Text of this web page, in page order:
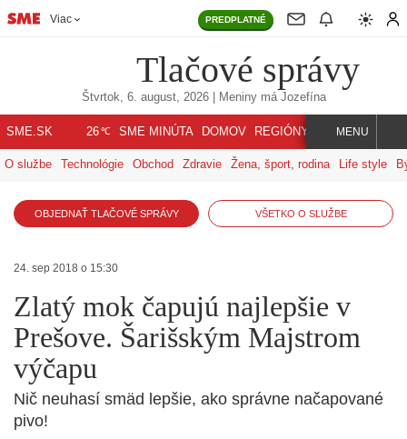
Viac PREDPLATNÉ
Tlačové správy
Štvrtok, 6. august, 2026| Meniny má Jozefína
SME.SK 26℃ SME MINÚTA DOMOV REGIÓNY INDEX SVET
MENU
O službe Technológie Obchod Zdravie Žena, šport, rodina Life style
OBJEDNAŤ TLAČOVÉ SPRÁVY VŠETKO O SLUŽBE
24. sep 2018 o 15:30
Zlatý mok čapujú najlepšie v
Prešove. Šarišským Majstrom
výčapu
Nič neuhasí smäd lepšie, ako správne načapované
pivo!